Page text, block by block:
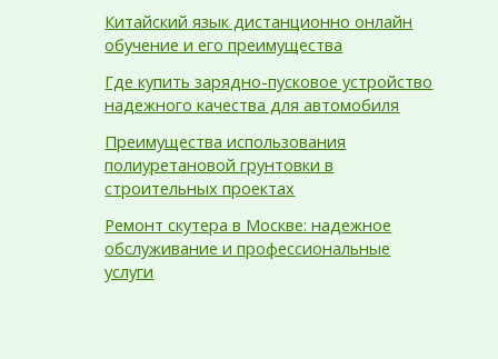
Китайский язык дистанционно онлайн
обучение и его преимущества
Где купить зарядно-пусковое устройство
надежного качества для автомобиля
Преимущества использования
полиуретановой грунтовки в
строительных проектах
Ремонт скутера в Москве: надежное
обслуживание и профессиональные
услуги